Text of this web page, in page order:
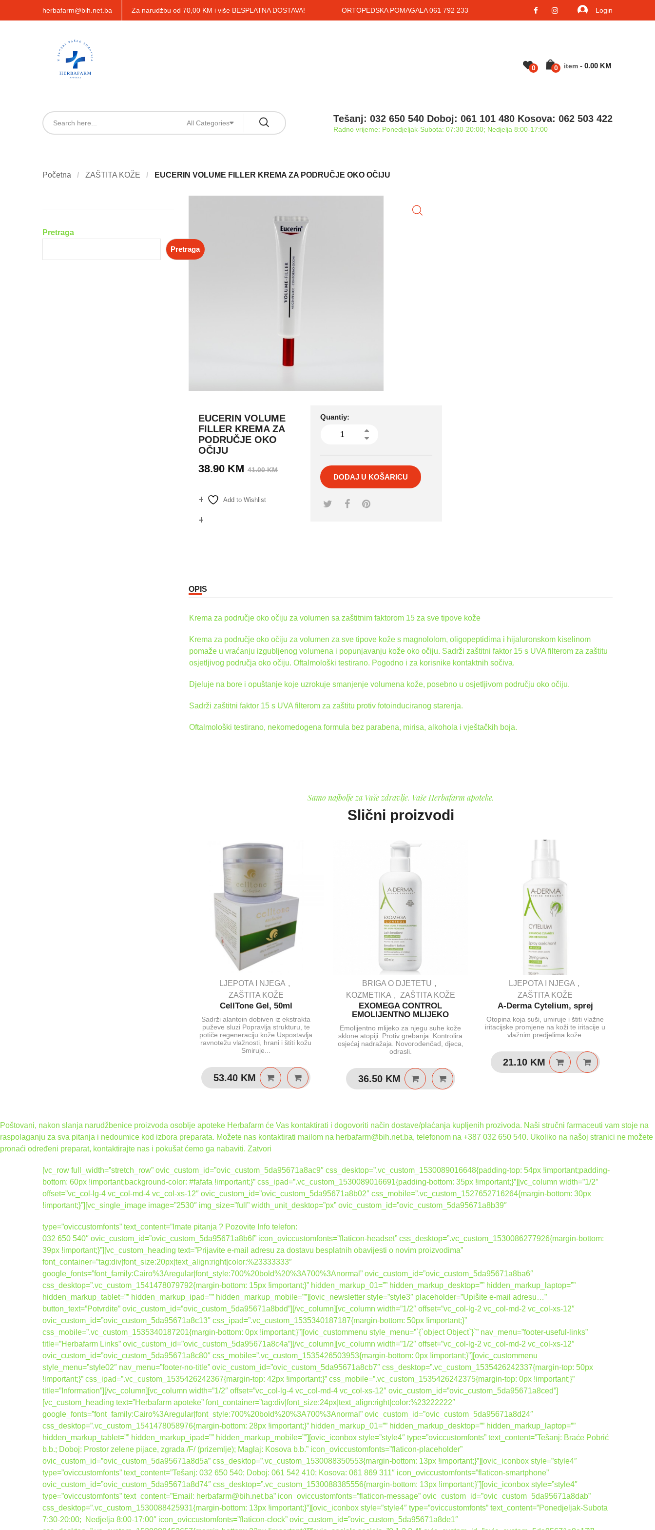
herbafarm@bih.net.ba Za narudžbu od 70,00 KM i više BESPLATNA DOSTAVA! ORTOPEDSKA POMAGALA 061 792 233 Login
0 0 Item - 0.00 KM
All Categories Tešanj: 032 650 540 Doboj: 061 101 480 Kosova: 062 503 422
Radno vrijeme: Ponedjeljak-Subota: 07:30-20:00; Nedjelja 8:00-17:00
Početna ZAŠTITA KOŽE EUCERIN VOLUME FILLER KREMA ZA PODRUČJE OKO OČIJU
EUCERIN VOLUME
FILLER KREMA ZA
PODRUČJE OKO
OČIJU
41.00KMIzvorna
38.90 KM
Trenutna
38.90 KM.
Quantiy:
DODAJ U KOŠARICU
Add to Wishlist
OPIS
Krema za područje oko očiju za volumen sa zaštitnim faktorom 15 za sve tipove kože
Krema za područje oko očiju za volumen za sve tipove kože s magnololom, oligopeptidima i hijaluronskom kiselinom
pomaže u vraćanju izgubljenog volumena i popunjavanju kože oko očiju. Sadrži zaštitni faktor 15 s UVA filterom za zaštitu
osjetljivog područja oko očiju. Oftalmološki testirano. Pogodno i za korisnike kontaktnih sočiva.
Djeluje na bore i opuštanje koje uzrokuje smanjenje volumena kože, posebno u osjetljivom području oko očiju.
Sadrži zaštitni faktor 15 s UVA filterom za zaštitu protiv fotoinduciranog starenja.
Oftalmološki testirano, nekomedogena formula bez parabena, mirisa, alkohola i vještačkih boja.
Samo najbolje za Vaše zdravlje. Vaše Herbafarm apoteke.
Slični proizvodi
LJEPOTA I NJEGA
ZAŠTITA KOŽE
CellTone Gel, 50ml
Sadrži alantoin dobiven iz ekstrakta
puževe sluzi Popravlja strukturu, te
potiče regeneraciju kože Uspostavlja
ravnotežu vlažnosti, hrani i štiti kožu
Smiruje...
53.40 KM
BRIGA O DJETETU
KOZMETIKA
ZAŠTITA KOŽE
EXOMEGA CONTROL
EMOLIJENTNO MLIJEKO
Emolijentno mlijeko za njegu suhe kože
sklone atopiji. Protiv grebanja. Kontrolira
osjećaj nadražaja. Novorođenčad, djeca,
odrasli.
36.50 KM
LJEPOTA I NJEGA
ZAŠTITA KOŽE
A-Derma Cytelium, sprej
Otopina koja suši, umiruje i štiti vlažne
iritacijske promjene na koži te iritacije u
vlažnim predjelima kože.
21.10 KM
Pretraga
Pretraga
Poštovani, nakon slanja narudžbenice proizvoda osoblje apoteke Herbafarm će Vas kontaktirati i dogovoriti način dostave/plaćanja kupljenih prozivoda. Naši stručni farmaceuti vam stoje na
raspolaganju za sva pitanja i nedoumice kod izbora preparata. Možete nas kontaktirati mailom na herbafarm@bih.net.ba, telefonom na +387 032 650 540. Ukoliko na našoj stranici ne možete
pronaći određeni preparat, kontaktirajte nas i pokušat ćemo ga nabaviti. Zatvori
[vc_row full_width=”stretch_row” ovic_custom_id=”ovic_custom_5da95671a8ac9″ css_desktop=”.vc_custom_1530089016648{padding-top: 54px !important;padding-
bottom: 60px !important;background-color: #fafafa !important;}” css_ipad=”.vc_custom_1530089016691{padding-bottom: 35px !important;}”][vc_column width=”1/2″
offset=”vc_col-lg-4 vc_col-md-4 vc_col-xs-12″ ovic_custom_id=”ovic_custom_5da95671a8b02″ css_mobile=”.vc_custom_1527652716264{margin-bottom: 30px
!important;}”][vc_single_image image=”2530″ img_size=”full” width_unit_desktop=”px” ovic_custom_id=”ovic_custom_5da95671a8b39″
type=”oviccustomfonts” text_content=”Imate pitanja ? Pozovite Info telefon:
032 650 540″ ovic_custom_id=”ovic_custom_5da95671a8b6f” icon_oviccustomfonts=”flaticon-headset” css_desktop=”.vc_custom_1530086277926{margin-bottom:
39px !important;}”][vc_custom_heading text=”Prijavite e-mail adresu za dostavu besplatnih obavijesti o novim proizvodima”
font_container=”tag:div|font_size:20px|text_align:right|color:%23333333″
google_fonts=”font_family:Cairo%3Aregular|font_style:700%20bold%20%3A700%3Anormal” ovic_custom_id=”ovic_custom_5da95671a8ba6″
css_desktop=”.vc_custom_1541478079792{margin-bottom: 15px !important;}” hidden_markup_01=”” hidden_markup_desktop=”” hidden_markup_laptop=””
hidden_markup_tablet=”” hidden_markup_ipad=”” hidden_markup_mobile=””][ovic_newsletter style=”style3″ placeholder=”Upišite e-mail adresu…”
button_text=”Potvrdite” ovic_custom_id=”ovic_custom_5da95671a8bdd”][/vc_column][vc_column width=”1/2″ offset=”vc_col-lg-2 vc_col-md-2 vc_col-xs-12″
ovic_custom_id=”ovic_custom_5da95671a8c13″ css_ipad=”.vc_custom_1535340187187{margin-bottom: 50px !important;}”
css_mobile=”.vc_custom_1535340187201{margin-bottom: 0px !important;}”][ovic_custommenu style_menu=”`{`object Object`}`” nav_menu=”footer-useful-links”
title=”Herbafarm Links” ovic_custom_id=”ovic_custom_5da95671a8c4a”][/vc_column][vc_column width=”1/2″ offset=”vc_col-lg-2 vc_col-md-2 vc_col-xs-12″
ovic_custom_id=”ovic_custom_5da95671a8c80″ css_mobile=”.vc_custom_1535426503953{margin-bottom: 0px !important;}”][ovic_custommenu
style_menu=”style02″ nav_menu=”footer-no-title” ovic_custom_id=”ovic_custom_5da95671a8cb7″ css_desktop=”.vc_custom_1535426242337{margin-top: 50px
!important;}” css_ipad=”.vc_custom_1535426242367{margin-top: 42px !important;}” css_mobile=”.vc_custom_1535426242375{margin-top: 0px !important;}”
title=”Information”][/vc_column][vc_column width=”1/2″ offset=”vc_col-lg-4 vc_col-md-4 vc_col-xs-12″ ovic_custom_id=”ovic_custom_5da95671a8ced”]
[vc_custom_heading text=”Herbafarm apoteke” font_container=”tag:div|font_size:24px|text_align:right|color:%23222222″
google_fonts=”font_family:Cairo%3Aregular|font_style:700%20bold%20%3A700%3Anormal” ovic_custom_id=”ovic_custom_5da95671a8d24″
css_desktop=”.vc_custom_1541478058976{margin-bottom: 28px !important;}” hidden_markup_01=”” hidden_markup_desktop=”” hidden_markup_laptop=””
hidden_markup_tablet=”” hidden_markup_ipad=”” hidden_markup_mobile=””][ovic_iconbox style=”style4″ type=”oviccustomfonts” text_content=”Tešanj: Braće Pobrić
b.b.; Doboj: Prostor zelene pijace, zgrada /F/ (prizemlje); Maglaj: Kosova b.b.” icon_oviccustomfonts=”flaticon-placeholder”
ovic_custom_id=”ovic_custom_5da95671a8d5a” css_desktop=”.vc_custom_1530088350553{margin-bottom: 13px !important;}”][ovic_iconbox style=”style4″
type=”oviccustomfonts” text_content=”Tešanj: 032 650 540; Doboj: 061 542 410; Kosova: 061 869 311″ icon_oviccustomfonts=”flaticon-smartphone”
ovic_custom_id=”ovic_custom_5da95671a8d74″ css_desktop=”.vc_custom_1530088385556{margin-bottom: 13px !important;}”][ovic_iconbox style=”style4″
type=”oviccustomfonts” text_content=”Email: herbafarm@bih.net.ba” icon_oviccustomfonts=”flaticon-message” ovic_custom_id=”ovic_custom_5da95671a8dab”
css_desktop=”.vc_custom_1530088425931{margin-bottom: 13px !important;}”][ovic_iconbox style=”style4″ type=”oviccustomfonts” text_content=”Ponedjeljak-Subota
7:30-20:00; Nedjelja 8:00-17:00″ icon_oviccustomfonts=”flaticon-clock” ovic_custom_id=”ovic_custom_5da95671a8de1″